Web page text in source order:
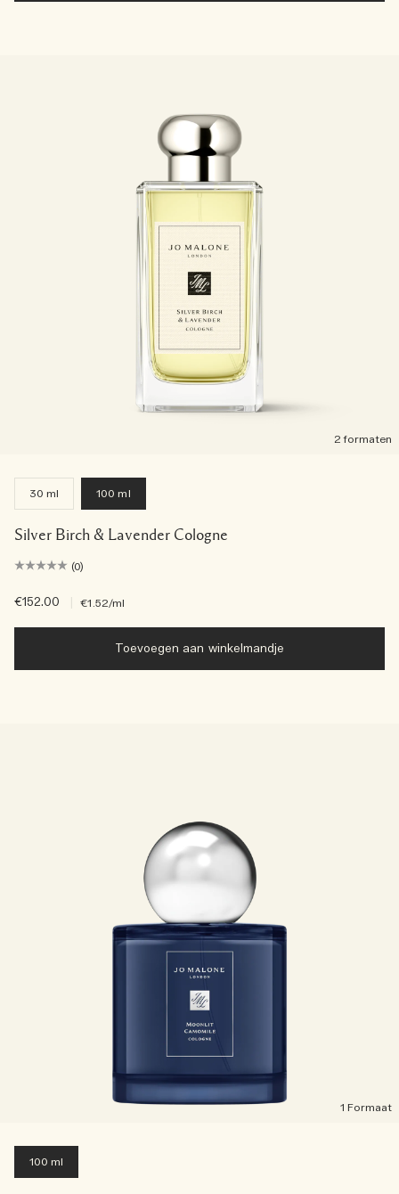
2 formaten
30 ml 100 ml
Silver Birch & Lavender Cologne
(0)
€152.00 €1.52/ml
Toevoegen aan winkelmandje
1 Formaat
100 ml